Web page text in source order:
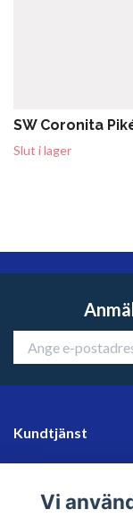
SW Coronita
Slut i lager
Kundtjänst
Vi